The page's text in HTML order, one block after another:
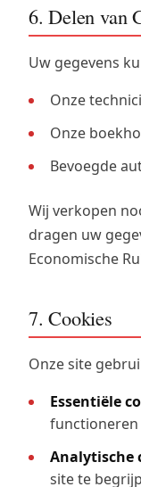
6. Delen van
Uw gegevens
Onze
Onze
Bevoegde
Wij verkopen
dragen uw
Economische
7. Cookies
Onze site
Essentiële
functioneren
Analytische
site te